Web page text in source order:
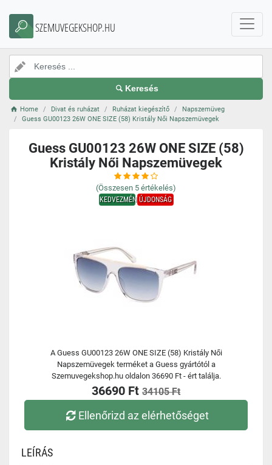
SZEMUVEGEKSHOP.HU
Keresés
Home Divat és ruházat Ruházat kiegészítő
Napszemüveg
Guess GU00123 26W ONE SIZE (58) Kristály Női Napszemüvegek
Guess GU00123 26W ONE SIZE (58)
Kristály Női Napszemüvegek
(Összesen 5 értékelés)
KEDVEZMÉNYÚJDONSÁG
A Guess GU00123 26W ONE SIZE (58) Kristály Női
Napszemüvegek terméket a Guess gyártótól a
Szemuvegekshop.hu oldalon 36690 Ft - ért találja.
36690 Ft 34105 Ft
Ellenőrizd az elérhetőséget
LEÍRÁS